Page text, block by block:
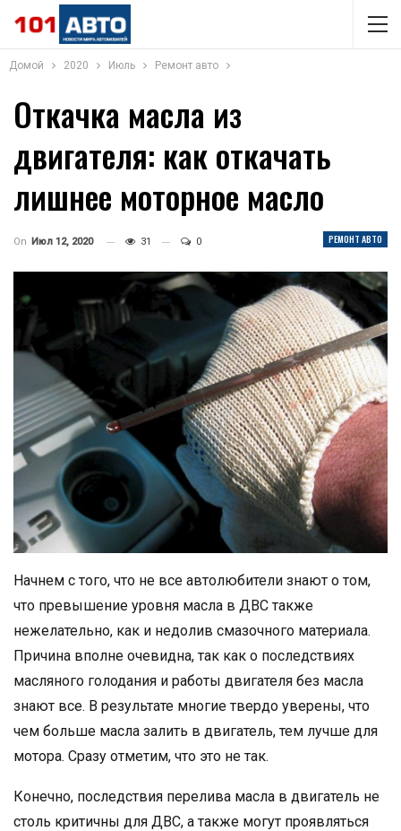
Домой 2020 Июль Ремонт авто
Откачка масла из
двигателя: как откачать
лишнее моторное масло
РЕМОНТ АВТО
On Июл 12, 2020 31 0
Начнем с того, что не все автолюбители знают о том,
что превышение уровня масла в ДВС также
нежелательно, как и недолив смазочного материала.
Причина вполне очевидна, так как о последствиях
масляного голодания и работы двигателя без масла
знают все. В результате многие твердо уверены, что
чем больше масла залить в двигатель, тем лучше для
мотора. Сразу отметим, что это не так.
Конечно, последствия перелива масла в двигатель не
столь критичны для ДВС, а также могут проявляться